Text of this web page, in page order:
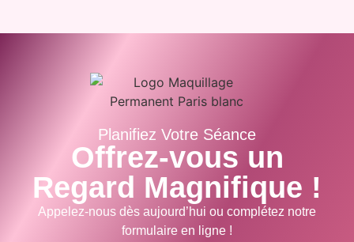
Planifiez Votre Séance
Offrez-vous un
Regard Magnifique !
Appelez-nous dès aujourd’hui ou complétez notre
formulaire en ligne !